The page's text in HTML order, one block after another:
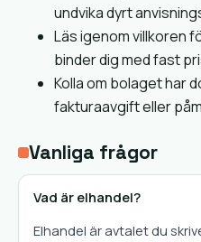
undvika dyrt
Läs igenom villkoren
binder dig med fast
Kolla om bolaget har
fakturaavgift eller
Vanliga frågor
Vad är elhandel?
Elhandel är avtalet du